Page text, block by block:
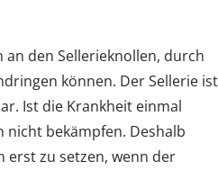
an den Sellerieknollen, durch
können. Der Sellerie ist
Ist die Krankheit einmal
nicht bekämpfen. Deshalb
erst zu setzen, wenn der